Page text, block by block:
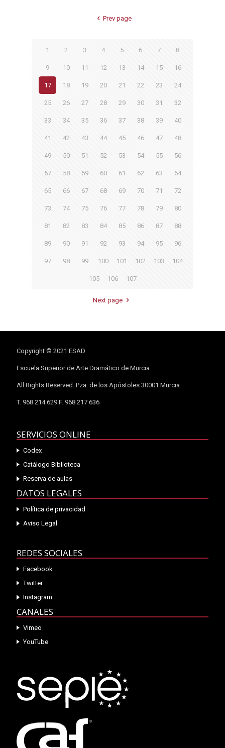
Prev page
1 2 3 4 5 6 7 8
9 10 11 12 13 14 15 16
17 18 19 20 21 22 23 24
25 26 27 28 29 30 31 32
33 34 35 36 37 38 39 40
41 42 43 44 45 46 47 48
49 50 51 52 53 54 55 56
57 58 59 60 61 62 63 64
65 66 67 68 69 70 71 72
73 74 75 76 77 78 79 80
81 82 83 84 85 86 87 88
89 90 91 92 93 94 95 96
97 98 99 100 101 102 103 104
105 106 107
Next page
Copyright © 2021 ESAD
Escuela Superior de Arte Dramático de Murcia.
All Rights Reserved. Pza. de los Apóstoles 30001 Murcia.
T. 968 214 629 F. 968 217 636
SERVICIOS ONLINE
Codex
Catálogo Biblioteca
Reserva de aulas
DATOS LEGALES
Política de privacidad
Aviso Legal
REDES SOCIALES
Facebook
Twitter
Instagram
CANALES
Vimeo
YouTube